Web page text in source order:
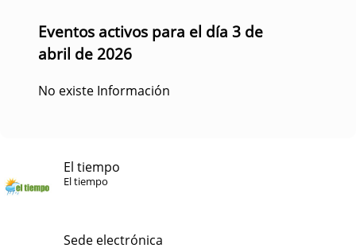
Eventos activos para el día 3 de
abril de 2026
No existe Información
El tiempo
El tiempo
Sede electrónica